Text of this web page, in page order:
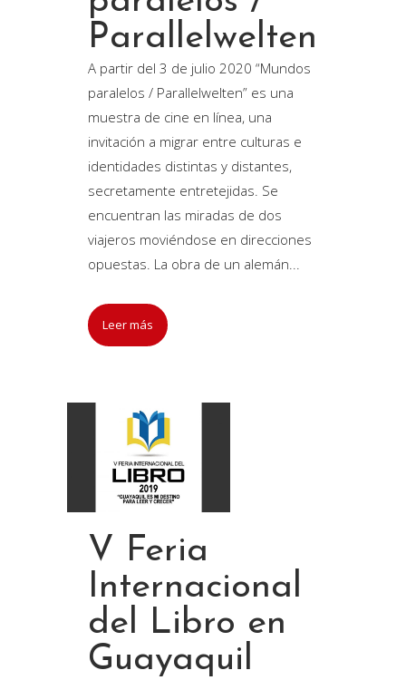
Parallelwelten
A partir del 3 de julio 2020 “Mundos
paralelos / Parallelwelten” es una
muestra de cine en línea, una
invitación a migrar entre culturas e
identidades distintas y distantes,
secretamente entretejidas. Se
encuentran las miradas de dos
viajeros moviéndose en direcciones
opuestas. La obra de un alemán...
Leer más
V Feria
Internacional
del Libro en
Guayaquil